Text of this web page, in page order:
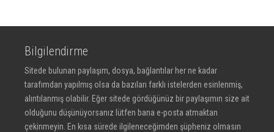
Bilgilendirme
Sitede bulunan paylaşım, dosya, bağlantılar her ne kadar
tarafımdan yapılmış olsa da bazıları farklı istelerden esinlenmiş,
alıntılanmış olabilir. Eğer sitede gördüğünüz bir paylaşımın size ait
olduğunu düşünüyorsanız lütfen bana e-posta atmaktan
çekinmeyin. En kısa sürede ilgileneceğimden şüpheniz olmasın